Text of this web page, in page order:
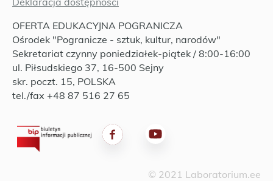
OFERTA EDUKACYJNA POGRANICZA
Ośrodek "Pogranicze - sztuk, kultur, narodów"
Sekretariat czynny poniedziałek-piątek / 8:00-16:00
ul. Piłsudskiego 37, 16-500 Sejny
skr. poczt. 15, POLSKA
tel./fax +48 87 516 27 65
© 2021 Laboratorium.ee